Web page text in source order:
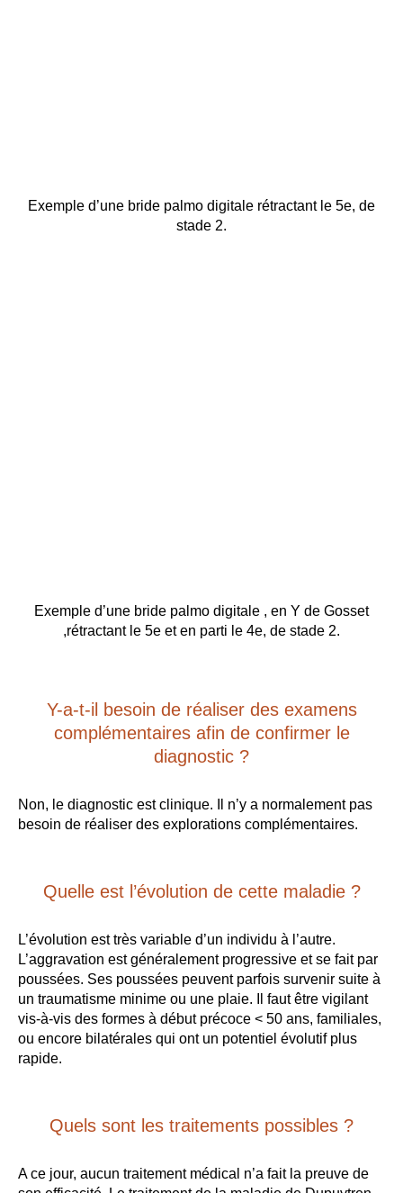
Exemple d’une bride palmo digitale rétractant le 5e, de
stade 2.
Exemple d’une bride palmo digitale , en Y de Gosset
,rétractant le 5e et en parti le 4e, de stade 2.
Y-a-t-il besoin de réaliser des examens
complémentaires afin de confirmer le
diagnostic ?
Non, le diagnostic est clinique. Il n’y a normalement pas
besoin de réaliser des explorations complémentaires.
Quelle est l’évolution de cette maladie ?
L’évolution est très variable d’un individu à l’autre.
L’aggravation est généralement progressive et se fait par
poussées. Ses poussées peuvent parfois survenir suite à
un traumatisme minime ou une plaie. Il faut être vigilant
vis-à-vis des formes à début précoce < 50 ans, familiales,
ou encore bilatérales qui ont un potentiel évolutif plus
rapide.
Quels sont les traitements possibles ?
A ce jour, aucun traitement médical n’a fait la preuve de